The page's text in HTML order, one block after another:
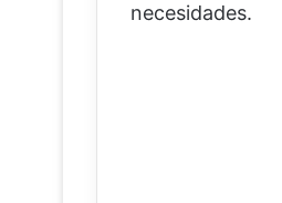
necesidades.